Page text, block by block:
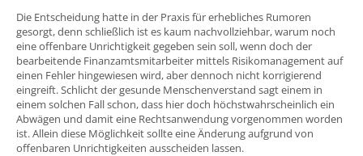
Die Entscheidung hatte in der Praxis für erhebliches Rumoren
gesorgt, denn schließlich ist es kaum nachvollziehbar, warum noch
eine offenbare Unrichtigkeit gegeben sein soll, wenn doch der
bearbeitende Finanzamtsmitarbeiter mittels Risikomanagement auf
einen Fehler hingewiesen wird, aber dennoch nicht korrigierend
eingreift. Schlicht der gesunde Menschenverstand sagt einem in
einem solchen Fall schon, dass hier doch höchstwahrscheinlich ein
Abwägen und damit eine Rechtsanwendung vorgenommen worden
ist. Allein diese Möglichkeit sollte eine Änderung aufgrund von
offenbaren Unrichtigkeiten ausscheiden lassen.